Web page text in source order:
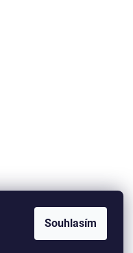
Souhlasím